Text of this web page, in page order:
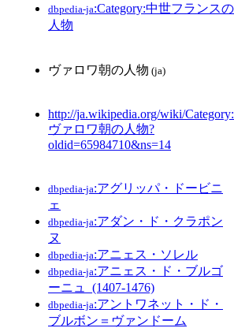
dbpedia-ja:Category:中世フランスの
人物
ヴァロワ朝の人物 (ja)
http://ja.wikipedia.org/wiki/Category:
ヴァロワ朝の人物?
oldid=65984710&ns=14
dbpedia-ja:アグリッパ・ドービニ
ェ
dbpedia-ja:アダン・ド・クラポン
ヌ
dbpedia-ja:アニェス・ソレル
dbpedia-ja:アニェス・ド・ブルゴ
ーニュ_(1407-1476)
dbpedia-ja:アントワネット・ド・
ブルボン＝ヴァンドーム